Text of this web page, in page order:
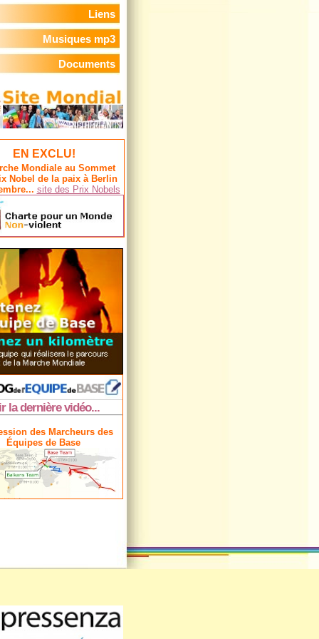
Liens
Musiques mp3
Documents
EN EXCLU!
Mondiale au Sommet
Nobel de la paix à Berlin
site des Prix Nobels
la dernière vidéo...
des Marcheurs des
Équipes de Base